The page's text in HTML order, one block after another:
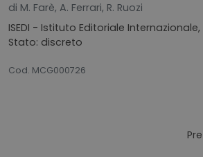
di M. Farè, A. Ferrari, R. Ruozi
ISEDI - Istituto Editoriale Internazionale,
Stato: discreto
Cod. MCG000726